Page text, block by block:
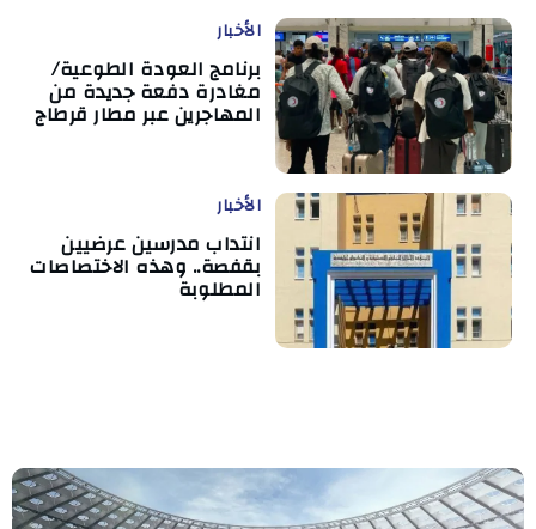
الأخبار
برنامج العودة الطوعية/
مغادرة دفعة جديدة من
المهاجرين عبر مطار قرطاج
الأخبار
انتداب مدرسين عرضيين
بقفصة.. وهذه الاختصاصات
المطلوبة